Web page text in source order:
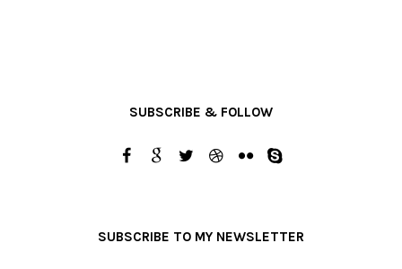
SUBSCRIBE & FOLLOW
SUBSCRIBE TO MY NEWSLETTER